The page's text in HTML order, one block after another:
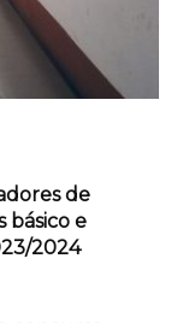
de
básico e
2024